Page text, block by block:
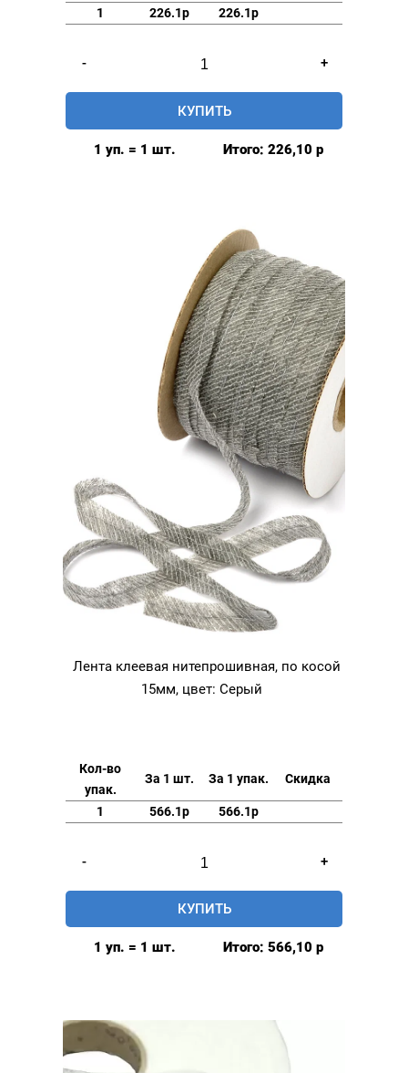
1 226.1р 226.1р
-
товара
Трансфер-
лента
+
КУПИТЬ
1 уп. = 1 шт. Итого: 226,10 р
Лента клеевая нитепрошивная, по косой
15мм, цвет: Серый
Кол-во
упак.
За 1 шт. За 1 упак. Скидка
1 566.1р 566.1р
-
товара
Лента
клеевая
нитепрошивная,
+
КУПИТЬ
1 уп. = 1 шт. Итого: 566,10 р